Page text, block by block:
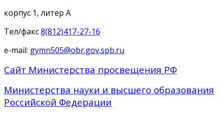
корпус 1, литер А
Тел/факс8(812)417-27-16
e-mail: gymn505@obr.gov.spb.ru
Сайт Министерства просвещения РФ
Министерства науки и высшего образования
Российской Федерации